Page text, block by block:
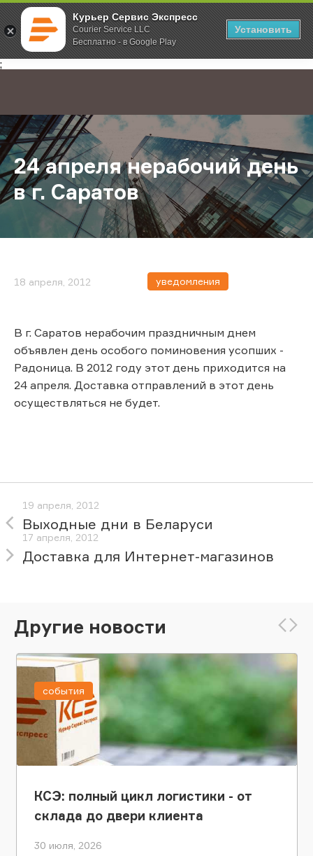
Курьер Сервис Экспресс
Courier Service LLC
Бесплатно - в Google Play
Установить
;
Главная О компании Новости 24 апреля нерабочий день в г.
24 апреля нерабочий день
в г. Саратов
18 апреля, 2012 уведомления
В г. Саратов нерабочим праздничным днем
объявлен день особого поминовения усопших -
Радоница. В 2012 году этот день приходится на
24 апреля. Доставка отправлений в этот день
осуществляться не будет.
19 апреля, 2012
Выходные дни в Беларуси
17 апреля, 2012
Доставка для Интернет-магазинов
Другие новости
КСЭ: полный цикл логистики - от
склада до двери клиента
30 июля, 2026
события